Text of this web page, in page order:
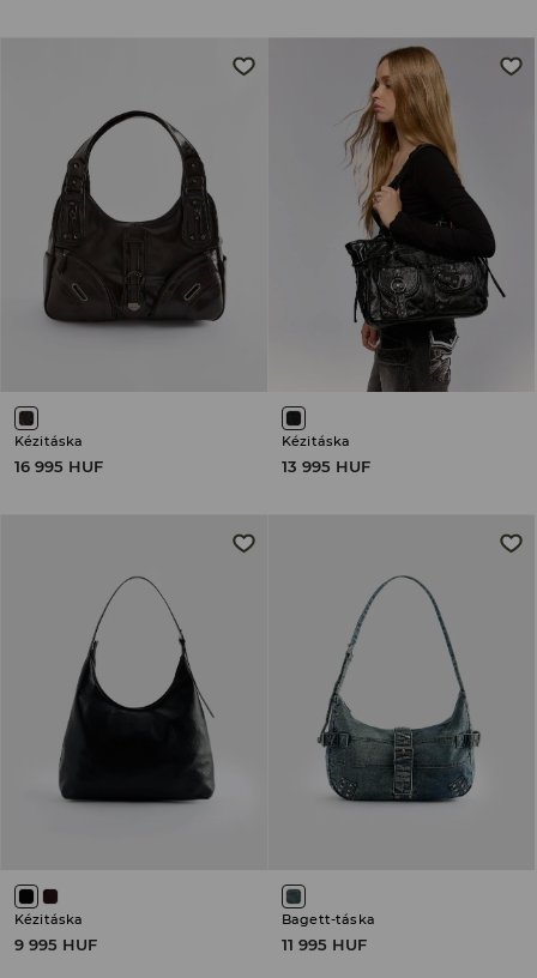
Kézitáska
16 995 HUF
Kézitáska
13 995 HUF
Kézitáska
9 995 HUF
Bagett-táska
11 995 HUF